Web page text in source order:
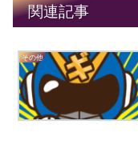
関連記事
その他